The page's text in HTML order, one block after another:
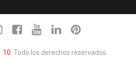
10 . Todo los derechos reservados